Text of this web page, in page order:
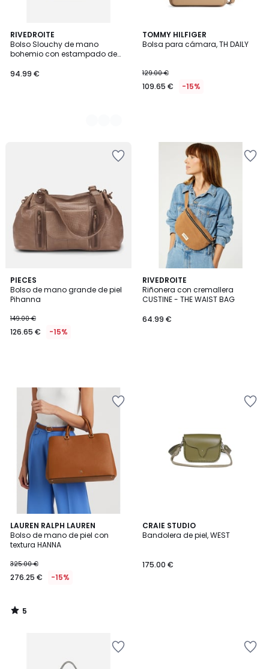
RIVEDROITE
Bolso Slouchy de mano
bohemio con estampado de
94.99 €
2
Colores
TOMMY HILFIGER
Bolsa para cámara, TH DAILY
129.00 €
109.65 € -15%
PIECES
Bolso de mano grande de piel
Pihanna
149.00 €
126.65 € -15%
RIVEDROITE
Riñonera con cremallera
CUSTINE - THE WAIST BAG
64.99 €
LAUREN RALPH LAUREN
Bolso de mano de piel con
textura HANNA
325.00 €
276.25 € -15%
5
/
5
5
/
CRAIE STUDIO
Bandolera de piel, WEST
175.00 €